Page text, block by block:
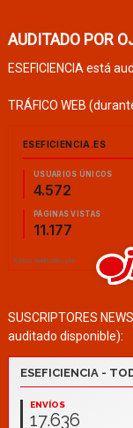
AUDITADO POR
ESEFICIENCIA está
TRÁFICO WEB
SUSCRIPTORES
auditado disponible):